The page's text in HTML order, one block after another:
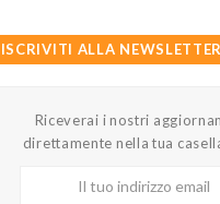
ISCRIVITI ALLA NEWSLETTER
Riceverai i nostri
direttamente nella tua